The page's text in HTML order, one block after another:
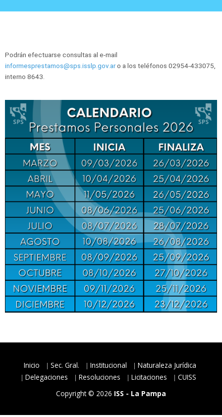
Podrán efectuarse consultas al e-mail
informesprestamos@sps.isslp.gov.aro a los teléfonos 02954-433075,
interno 8643.
Inicio Sec. Gral. Institucional
Naturaleza Jurídica
Delegaciones
Resoluciones Licitaciones
CUISS
Copyright © 2026 ISS - La Pampa